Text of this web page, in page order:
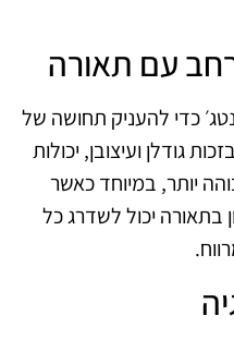
עם תאורה
כדי להעניק תחושה של
גודלן ועיצובן, יכולות
יותר, במיוחד כאשר
בתאורה יכול לשדרג כל